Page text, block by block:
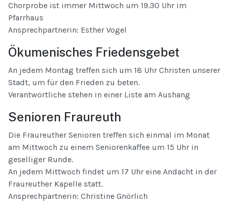
Chorprobe ist immer Mittwoch um 19.30 Uhr im
Pfarrhaus
Ansprechpartnerin: Esther Vogel
Ökumenisches Friedensgebet
An jedem Montag treffen sich um 18 Uhr Christen unserer
Stadt, um für den Frieden zu beten.
Verantwortliche stehen in einer Liste am Aushang
Senioren Fraureuth
Die Fraureuther Senioren treffen sich einmal im Monat
am Mittwoch zu einem Seniorenkaffee um 15 Uhr in
geselliger Runde.
An jedem Mittwoch findet um 17 Uhr eine Andacht in der
Fraureuther Kapelle statt.
Ansprechpartnerin: Christine Gnörlich